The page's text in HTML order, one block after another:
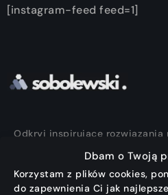
Dbam o Twoją
Korzystam z plików cookies,
do zapewnienia Ci jak
[instagram-feed feed=1]
Odkryj inspirujące rozwiązania
które pomogą Ci
wyzwania. Znajdziesz tu
najnowsze trendy oraz